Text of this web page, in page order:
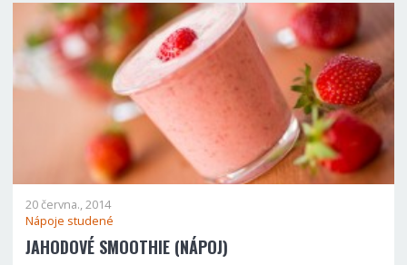
20 června., 2014
Nápoje studené
JAHODOVÉ SMOOTHIE (NÁPOJ)